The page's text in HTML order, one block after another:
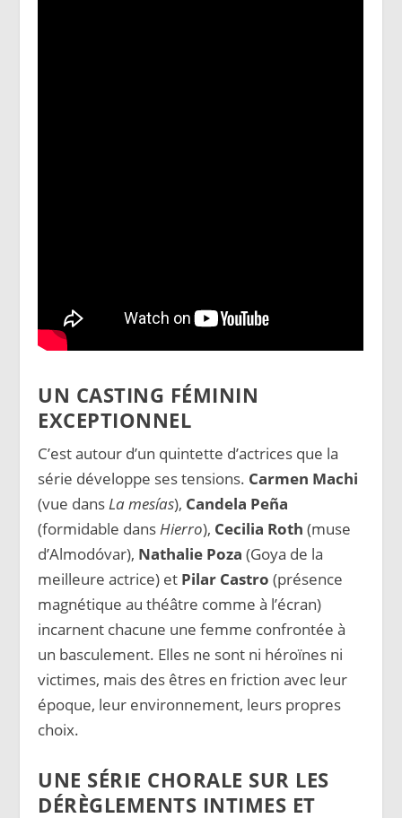
UN CASTING FÉMININ
EXCEPTIONNEL
C’est autour d’un quintette d’actrices que la
série développe ses tensions. Carmen Machi
(vue dansLa mesías), Candela Peña
(formidable dansHierro), Cecilia Roth (muse
d’Almodóvar), Nathalie Poza (Goya de la
meilleure actrice) et Pilar Castro (présence
magnétique au théâtre comme à l’écran)
incarnent chacune une femme confrontée à
un basculement. Elles ne sont ni héroïnes ni
victimes, mais des êtres en friction avec leur
époque, leur environnement, leurs propres
choix.
UNE SÉRIE CHORALE SUR LES
DÉRÈGLEMENTS INTIMES ET